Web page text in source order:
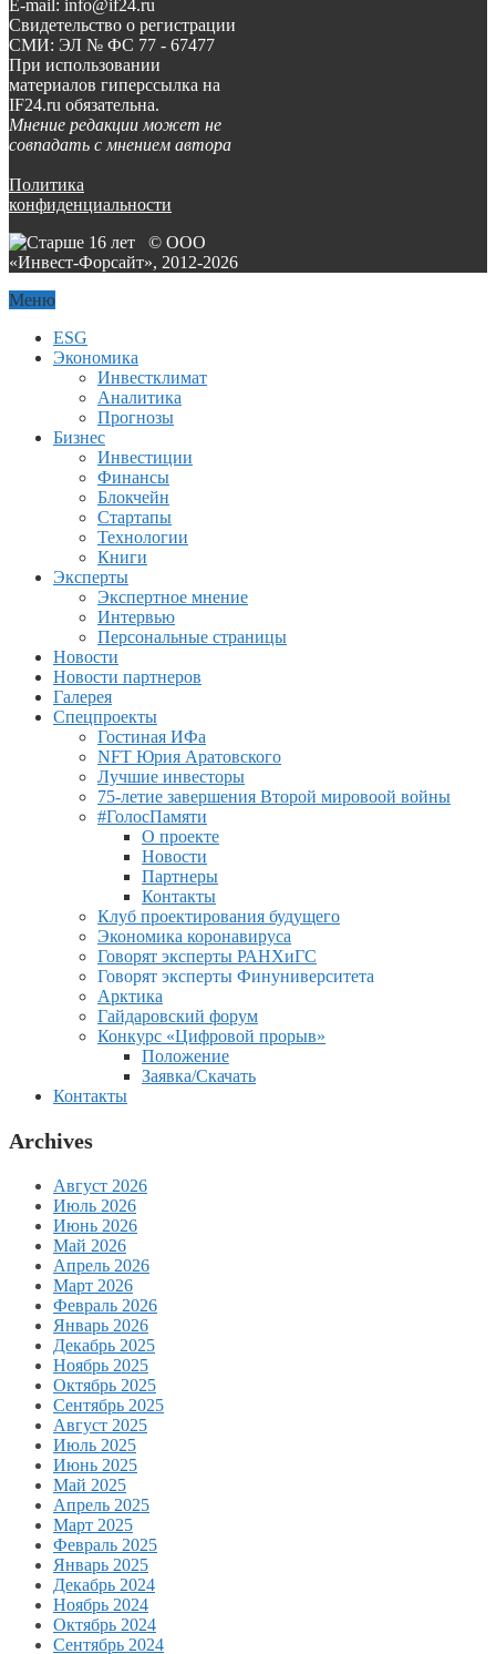
E-mail: info@if24.ru
Свидетельство о регистрации
СМИ: ЭЛ № ФС 77 - 67477
При использовании
материалов гиперссылка на
IF24.ru обязательна.
Мнение редакции может не
совпадать с мнением автора
Политика
конфиденциальности
© ООО
«Инвест-Форсайт», 2012-2026
Меню
ESG
Экономика
Инвестклимат
Аналитика
Прогнозы
Бизнес
Инвестиции
Финансы
Блокчейн
Стартапы
Технологии
Книги
Эксперты
Экспертное мнение
Интервью
Персональные страницы
Новости
Новости партнеров
Галерея
Спецпроекты
Гостиная ИФа
NFT Юрия Аратовского
Лучшие инвесторы
75-летие завершения Второй мировоой войны
#ГолосПамяти
О проекте
Новости
Партнеры
Контакты
Клуб проектирования будущего
Экономика коронавируса
Говорят эксперты РАНХиГС
Говорят эксперты Финуниверситета
Арктика
Гайдаровский форум
Конкурс «Цифровой прорыв»
Положение
Заявка/Скачать
Контакты
Archives
Август 2026
Июль 2026
Июнь 2026
Май 2026
Апрель 2026
Март 2026
Февраль 2026
Январь 2026
Декабрь 2025
Ноябрь 2025
Октябрь 2025
Сентябрь 2025
Август 2025
Июль 2025
Июнь 2025
Май 2025
Апрель 2025
Март 2025
Февраль 2025
Январь 2025
Декабрь 2024
Ноябрь 2024
Октябрь 2024
Сентябрь 2024